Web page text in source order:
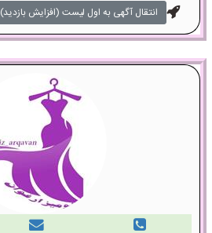
انتقال آگهی به اول لیست (افزایش بازدید)